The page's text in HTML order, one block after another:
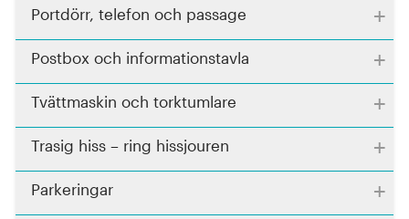
Portdörr, telefon och passage +
Postbox och informationstavla +
Tvättmaskin och torktumlare +
Trasig hiss – ring hissjouren +
Parkeringar +